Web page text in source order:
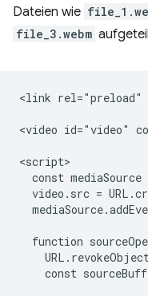
Dateien wie
file_3.webm
<link rel="preload"
<video id="video"
<script>
const mediaSource
video.src =
function
const